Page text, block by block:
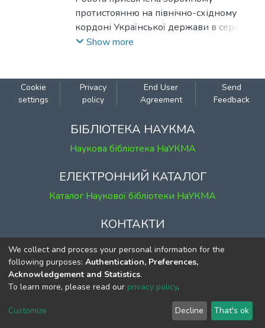
протистоянню на північно-східному
кордоні Української держави в серпні
1918 р. Головною метою дослідження є
в серпні 1918. В поданій роботі
зроблено спробу висвітлити згадані
переваги будь-якій зі сторін, на підставі
– української, німецької та радянської.
З метою поглибленого вивчення теми,
вперше вводяться в науковий обіг
окремі джерела і документи учасників
армії, Державної варти, більшовиків.
Серед них: документи військових і
цивільних структур (Оперативного і
Генерального штабів Української
держави, звітів місцевих старост,
штабів), тогочасна періодика (газети, що
Show more
Cookie
settings
Privacy
policy
End User
Agreement
Send
Feedback
БІБЛІОТЕКА НАУКМА
Наукова бібліотека НаУКМА
ЕЛЕКТРОННИЙ КАТАЛОГ
Каталог Наукової бібліотеки НаУКМА
КОНТАКТИ
м. Київ, вул. Григорія Сковороди, 2
к. 1, к. 120
тел. (044) 463-69-31
ekmair@ukma.edu.ua
We collect and process your personal information for the
following purposes: Authentication, Preferences,
Acknowledgement and Statistics.
To learn more, please read our privacy policy.
Customize Decline That's ok